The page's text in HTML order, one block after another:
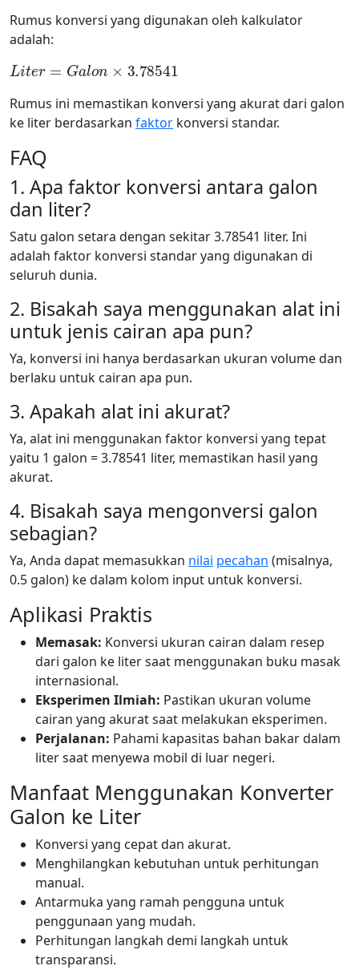
Rumus konversi yang digunakan oleh kalkulator
adalah:
L al on 3.78541
Rumus ini memastikan konversi yang akurat dari galon
ke liter berdasarkan faktor konversi standar.
FAQ
1. Apa faktor konversi antara galon
dan liter?
Satu galon setara dengan sekitar 3.78541 liter. Ini
adalah faktor konversi standar yang digunakan di
seluruh dunia.
2. Bisakah saya menggunakan alat ini
untuk jenis cairan apa pun?
Ya, konversi ini hanya berdasarkan ukuran volume dan
berlaku untuk cairan apa pun.
3. Apakah alat ini akurat?
Ya, alat ini menggunakan faktor konversi yang tepat
yaitu 1 galon = 3.78541 liter, memastikan hasil yang
akurat.
4. Bisakah saya mengonversi galon
sebagian?
Ya, Anda dapat memasukkan nilai pecahan (misalnya,
0.5 galon) ke dalam kolom input untuk konversi.
Aplikasi Praktis
Memasak: Konversi ukuran cairan dalam resep
dari galon ke liter saat menggunakan buku masak
internasional.
Eksperimen Ilmiah: Pastikan ukuran volume
cairan yang akurat saat melakukan eksperimen.
Perjalanan: Pahami kapasitas bahan bakar dalam
liter saat menyewa mobil di luar negeri.
Manfaat Menggunakan Konverter
Galon ke Liter
Konversi yang cepat dan akurat.
Menghilangkan kebutuhan untuk perhitungan
manual.
Antarmuka yang ramah pengguna untuk
penggunaan yang mudah.
Perhitungan langkah demi langkah untuk
transparansi.